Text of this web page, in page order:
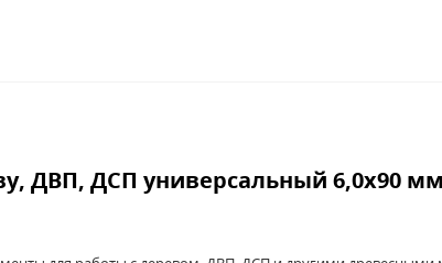
ДВП, ДСП универсальный 6,0x90